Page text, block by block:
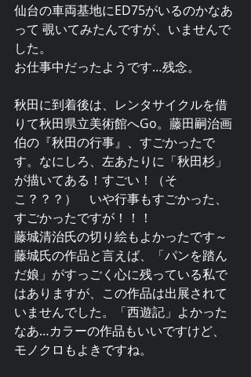
仙台の車両基地にED75がいるのかなあ
って 覗いてみたんですが、いませんで
した。
お仕事中だったようです…残念。
秋田に到着後は、レンタサイクルを借
りて秋田県立美術館へGo。藤田嗣治画
伯の『秋田の行事』、すごかったで
す。なにしろ、左あたりに「秋田杉」
が描いてある！すごい！（そ
こ？？？）　いや行事もすごかった、
すごかったですが！！！
藤城清治氏の切り絵もよかったです～
藤城氏の作品と言えば、「パンを踏ん
だ娘」がすっごく心に残っている私で
はありますが、この作品は出展されて
いませんでした。「西遊記」よかった
なあ…カラーの作品もいいですけど、
モノクロもよきですね。